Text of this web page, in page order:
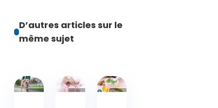
D’autres articles sur le
même sujet